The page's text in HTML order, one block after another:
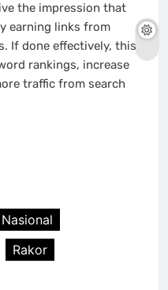
the impression that
earning links from
If done effectively, this
rankings, increase
traffic from search
Nasional
Rakor